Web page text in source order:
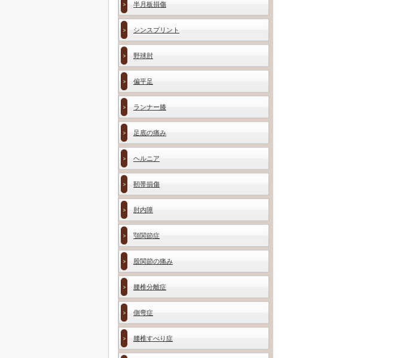
半月板損傷
シンスプリント
野球肘
偏平足
ランナー膝
足底の痛み
ヘルニア
靭帯損傷
肘内障
顎関節症
股関節の痛み
腰椎分離症
側弯症
腰椎すべり症